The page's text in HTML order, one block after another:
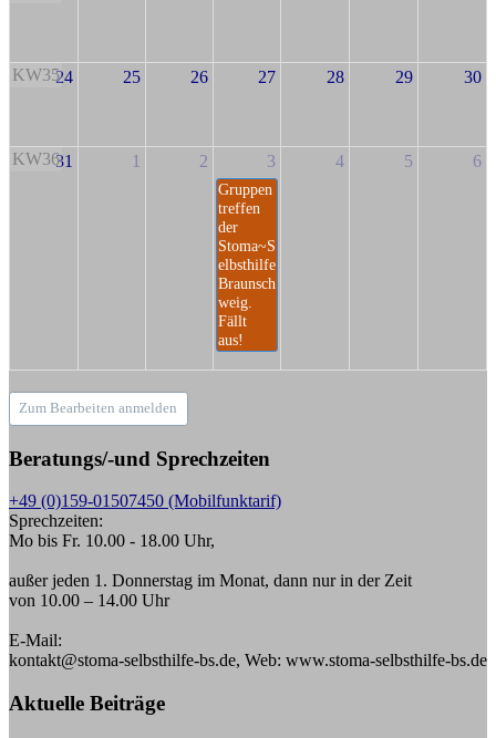
KW3524 25 26 27 28 29 30
KW3631 1 2 3
Gruppen
treffen
der
Stoma~S
elbsthilfe
Braunsch
weig.
Fällt
aus!
4 5 6
Zum Bearbeiten anmelden
Beratungs/-und Sprechzeiten
+49 (0)159-01507450 (Mobilfunktarif)
Sprechzeiten:
Mo bis Fr. 10.00 - 18.00 Uhr,
außer jeden 1. Donnerstag im Monat, dann nur in der Zeit
von 10.00 – 14.00 Uhr
E-Mail:
kontakt@stoma-selbsthilfe-bs.de, Web: www.stoma-selbsthilfe-bs.de
Aktuelle Beiträge